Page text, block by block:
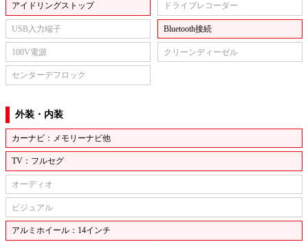
アイドリングストップ ドライブレコーダー
USB入力端子 Bluetooth接続
100V電源 クリーンディーゼル
センターデフロック
外装・内装
カーナビ：メモリーナビ他
TV：フルセグ
オーディオ
ビジュアル
アルミホイール：14インチ